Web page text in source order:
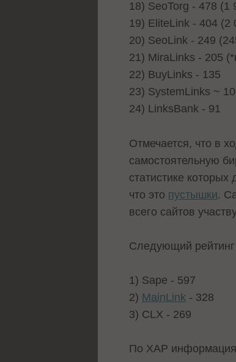
18) SeoTorg - 478 (1
19) EliteLink - 404 (2
20) SeoLink - 249
21) MiraLinks - 205
22) BuyLinks - 135
23) SystemLinks ~
24) LinksBank - 91
Отмечается, что в
самостоятельную
статистике
что это пустышки.
всего сайтов
Следующий
1) Sape - 597
2) MainLink - 328
3) CLX - 269
По XAP